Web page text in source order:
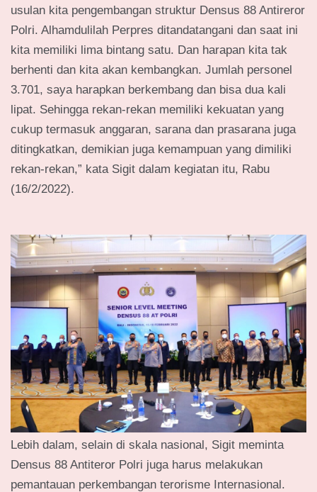
usulan kita pengembangan struktur Densus 88 Antireror
Polri. Alhamdulilah Perpres ditandatangani dan saat ini
kita memiliki lima bintang satu. Dan harapan kita tak
berhenti dan kita akan kembangkan. Jumlah personel
3.701, saya harapkan berkembang dan bisa dua kali
lipat. Sehingga rekan-rekan memiliki kekuatan yang
cukup termasuk anggaran, sarana dan prasarana juga
ditingkatkan, demikian juga kemampuan yang dimiliki
rekan-rekan,” kata Sigit dalam kegiatan itu, Rabu
(16/2/2022).
Lebih dalam, selain di skala nasional, Sigit meminta
Densus 88 Antiteror Polri juga harus melakukan
pemantauan perkembangan terorisme Internasional.